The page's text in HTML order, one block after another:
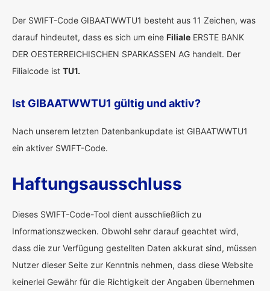
Der SWIFT-Code GIBAATWWTU1 besteht aus 11 Zeichen, was
darauf hindeutet, dass es sich um eine Filiale ERSTE BANK
DER OESTERREICHISCHEN SPARKASSEN AG handelt. Der
Filialcode ist TU1.
Ist GIBAATWWTU1 gültig und aktiv?
Nach unserem letzten Datenbankupdate ist GIBAATWWTU1
ein aktiver SWIFT-Code.
Haftungsausschluss
Dieses SWIFT-Code-Tool dient ausschließlich zu
Informationszwecken. Obwohl sehr darauf geachtet wird,
dass die zur Verfügung gestellten Daten akkurat sind, müssen
Nutzer dieser Seite zur Kenntnis nehmen, dass diese Website
keinerlei Gewähr für die Richtigkeit der Angaben übernehmen